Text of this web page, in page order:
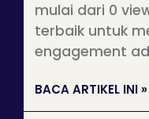
mulai dari 0
terbaik untuk
engagement
BACA ARTIKEL INI »